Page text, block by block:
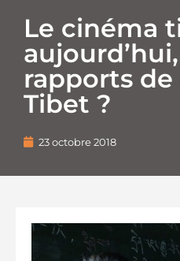
Le cinéma
rapports
Tibet ?
23 octobre 2018